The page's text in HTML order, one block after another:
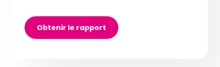
Obtenir le rapport